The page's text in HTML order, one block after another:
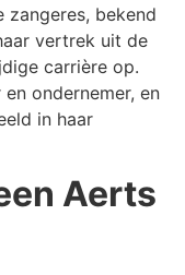
zangeres, bekend
vertrek uit de
carrière op.
ondernemer, en
in haar
Aerts